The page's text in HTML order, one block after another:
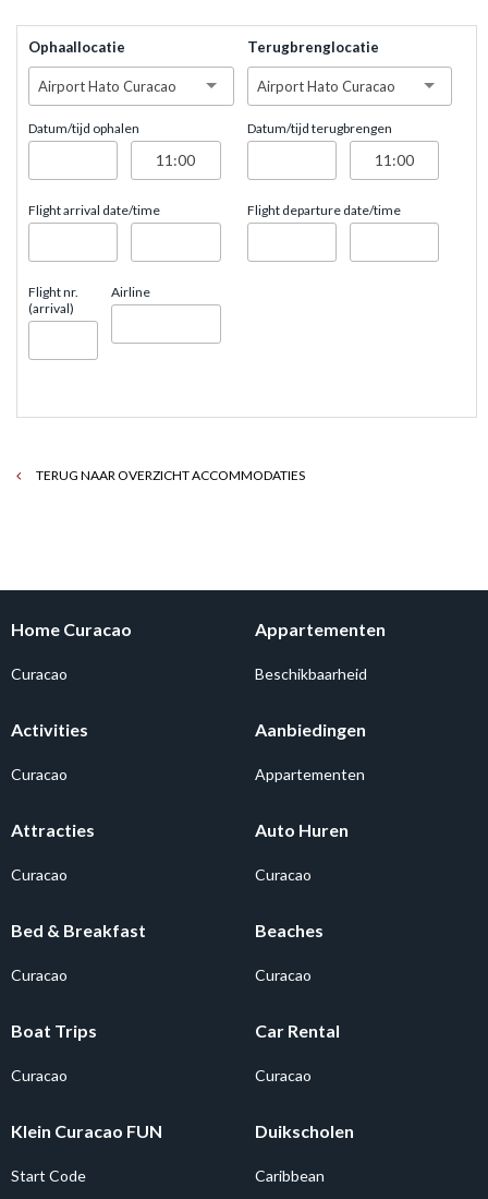
Ophaallocatie
Airport Hato Curacao
Datum/tijd ophalen
Flight arrival date/time
Flight nr.
(arrival)
Airline
Terugbrenglocatie
Airport Hato Curacao
Datum/tijd terugbrengen
Flight departure date/time
TERUG NAAR OVERZICHT ACCOMMODATIES
Home Curacao
Curacao
Appartementen
Beschikbaarheid
Activities
Curacao
Aanbiedingen
Appartementen
Attracties
Curacao
Auto Huren
Curacao
Bed & Breakfast
Curacao
Beaches
Curacao
Boat Trips
Curacao
Car Rental
Curacao
Klein Curacao FUN
Start Code
Duikscholen
Caribbean